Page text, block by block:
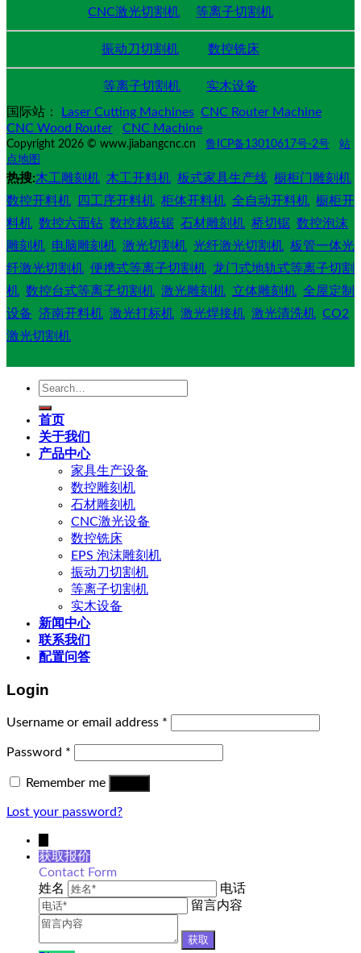
CNC激光切割机 等离子切割机
振动刀切割机 数控铣床
等离子切割机
实木设备
国际站：
Laser Cutting Machines CNC Router Machine
CNC Wood Router
CNC Machine
Copyright 2026 © www.jiabangcnc.cn 鲁ICP备13010617号-2号
站
点地图
热搜:木工雕刻机 木工开料机 板式家具生产线 橱柜门雕刻机
数控开料机
四工序开料机 柜体开料机 全自动开料机 橱柜开
料机 数控六面钻 数控裁板锯 石材雕刻机 桥切锯 数控泡沫
雕刻机 电脑雕刻机 激光切割机 光纤激光切割机 板管一体光
纤激光切割机 便携式等离子切割机 龙门式地轨式等离子切割
机 数控台式等离子切割机 激光雕刻机 立体雕刻机 全屋定制
设备 济南开料机 激光打标机 激光焊接机 激光清洗机 CO2
激光切割机
Search
首页
关于我们
产品中心
家具生产设备
数控雕刻机
石材雕刻机
CNC激光设备
数控铣床
EPS 泡沫雕刻机
振动刀切割机
等离子切割机
实木设备
新闻中心
联系我们
配置问答
Login
Username or email address *
Password *
Remember me
Lost your password?
获取报价
Contact Form
姓名
电话
留言内容